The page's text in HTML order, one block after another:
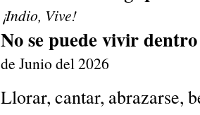
¡Indio, Vive!
No se puede vivir
de Junio del 2026
Llorar, cantar, abrazarse,